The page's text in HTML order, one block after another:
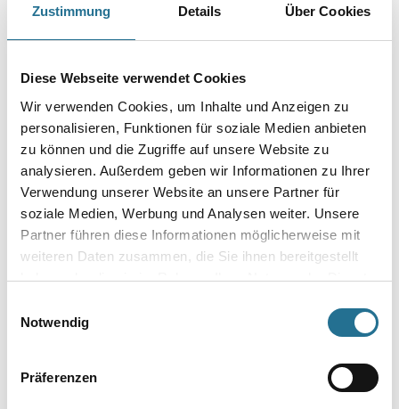
Zustimmung Details Über Cookies
Diese Webseite verwendet Cookies
Wir verwenden Cookies, um Inhalte und Anzeigen zu
personalisieren, Funktionen für soziale Medien anbieten
zu können und die Zugriffe auf unsere Website zu
analysieren. Außerdem geben wir Informationen zu Ihrer
Verwendung unserer Website an unsere Partner für
soziale Medien, Werbung und Analysen weiter. Unsere
Partner führen diese Informationen möglicherweise mit
weiteren Daten zusammen, die Sie ihnen bereitgestellt
haben oder die sie im Rahmen Ihrer Nutzung der Dienste
Notwendig
Präferenzen
PRODUKTEIGENSCHAFTEN
- Für farbige Anstriche sowie zum Abtönen weißer
Dispersionsfarben
- Nassabriebbeständigkeit Klasse 2 nach DIN EN 13300
- Witterungsbeständig
- Airless spritzbar
- Innen und außen
Verarbeitungstemp./Luftfeuchte
Nicht unter + 5 ° C Untergrund- und Raumtemperatur verarbeiten.
Der Untergrund muss trocken, tragfähig, staub- und fettfrei
sein.
Ca. 150 - 200 mlt/m²